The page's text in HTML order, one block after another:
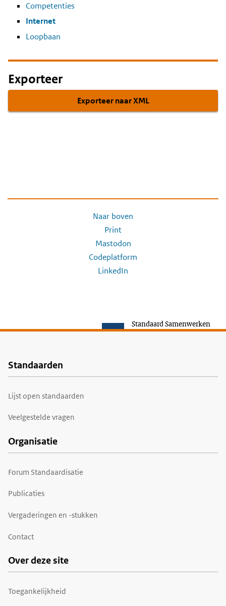
Competenties
Internet
Loopbaan
Exporteer
Exporteer naar XML
Naar boven
Print
Mastodon
Codeplatform
LinkedIn
Standaard Samenwerken
Voet
Standaarden
Lijst open standaarden
Veelgestelde vragen
Organisatie
Forum Standaardisatie
Publicaties
Vergaderingen en -stukken
Contact
Over deze site
Toegankelijkheid